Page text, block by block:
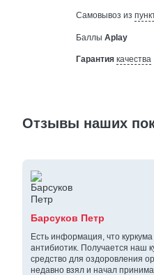
Самовывоз из
Баллы Aplay
Гарантия качества
Отзывы наших
Барсуков Петр
Есть информация, что
антибиотик. Получается наш
средство для оздоровления
недавно взял и начал